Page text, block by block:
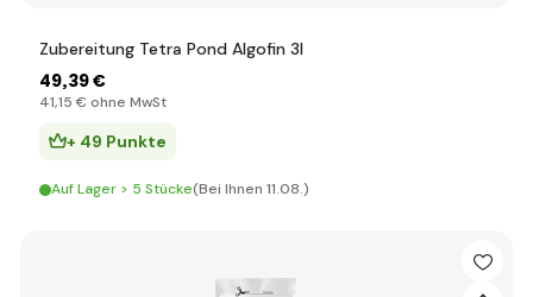
Zubereitung Tetra Pond Algofin 3l
49,39 €
41,15 € ohne MwSt
+ 49 Punkte
Auf Lager > 5 Stücke(Bei Ihnen 11.08.)